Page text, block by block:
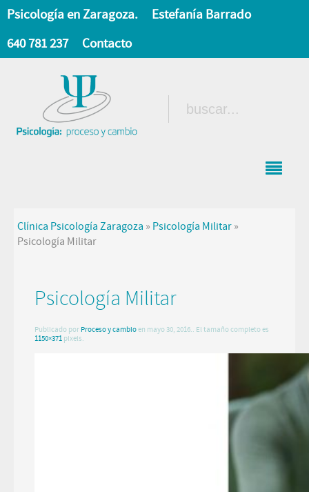
Psicología en Zaragoza.
Estefanía Barrado
640 781 237
Contacto
Clínica Psicología Zaragoza » Psicología Militar »
Psicología Militar
Psicología Militar
Publicado por Proceso y cambioen mayo 30, 2016.. El tamaño completo es
1150×371 pixels.